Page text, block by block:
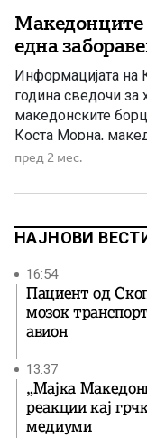
Македонците
една
Информацијата на
година сведочи за
македонските
Коста Морна,
поврзан со НОФ и
се опишуваат
пред 2 мес.
НАЈНОВИ
16:54
Пациент од
мозок
авион
13:37
„Мајка
реакции кај
медиуми